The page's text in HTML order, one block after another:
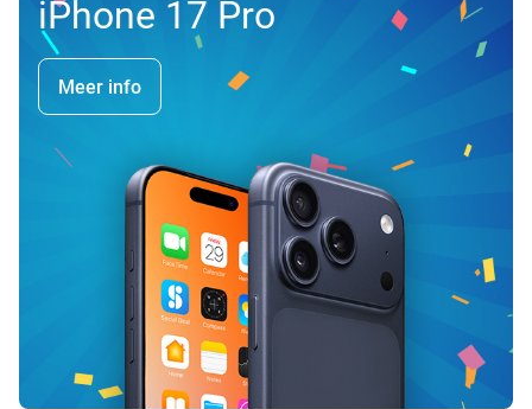
iPhone 17 Pro
Meer info